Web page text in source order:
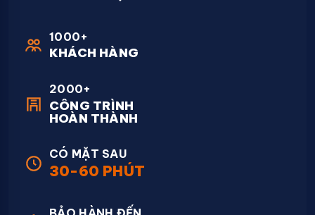
1000+
KHÁCH HÀNG
2000+
CÔNG TRÌNH
HOÀN THÀNH
CÓ MẶT SAU
30-60 PHÚT